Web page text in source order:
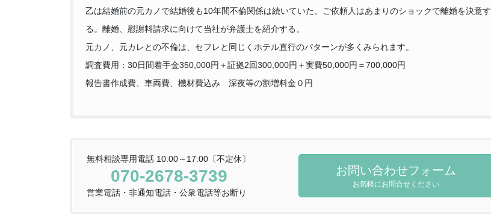
乙は結婚前の元カノで結婚後も10年間不倫関係は続いていた。ご依頼人はあまりのショックで離婚を決意す
る。離婚、慰謝料請求に向けて当社が弁護士を紹介する。
元カノ、元カレとの不倫は、セフレと同じくホテル直行のパターンが多くみられます。
調査費用：30日間着手金350,000円＋証拠2回300,000円＋実費50,000円＝700,000円
報告書作成費、車両費、機材費込み 深夜等の割増料金０円
無料相談専用電話 10:00～17:00〔不定休〕
070-2678-3739
営業電話・非通知電話・公衆電話等お断り
お問い合わせフォーム
お気軽にお問合せください